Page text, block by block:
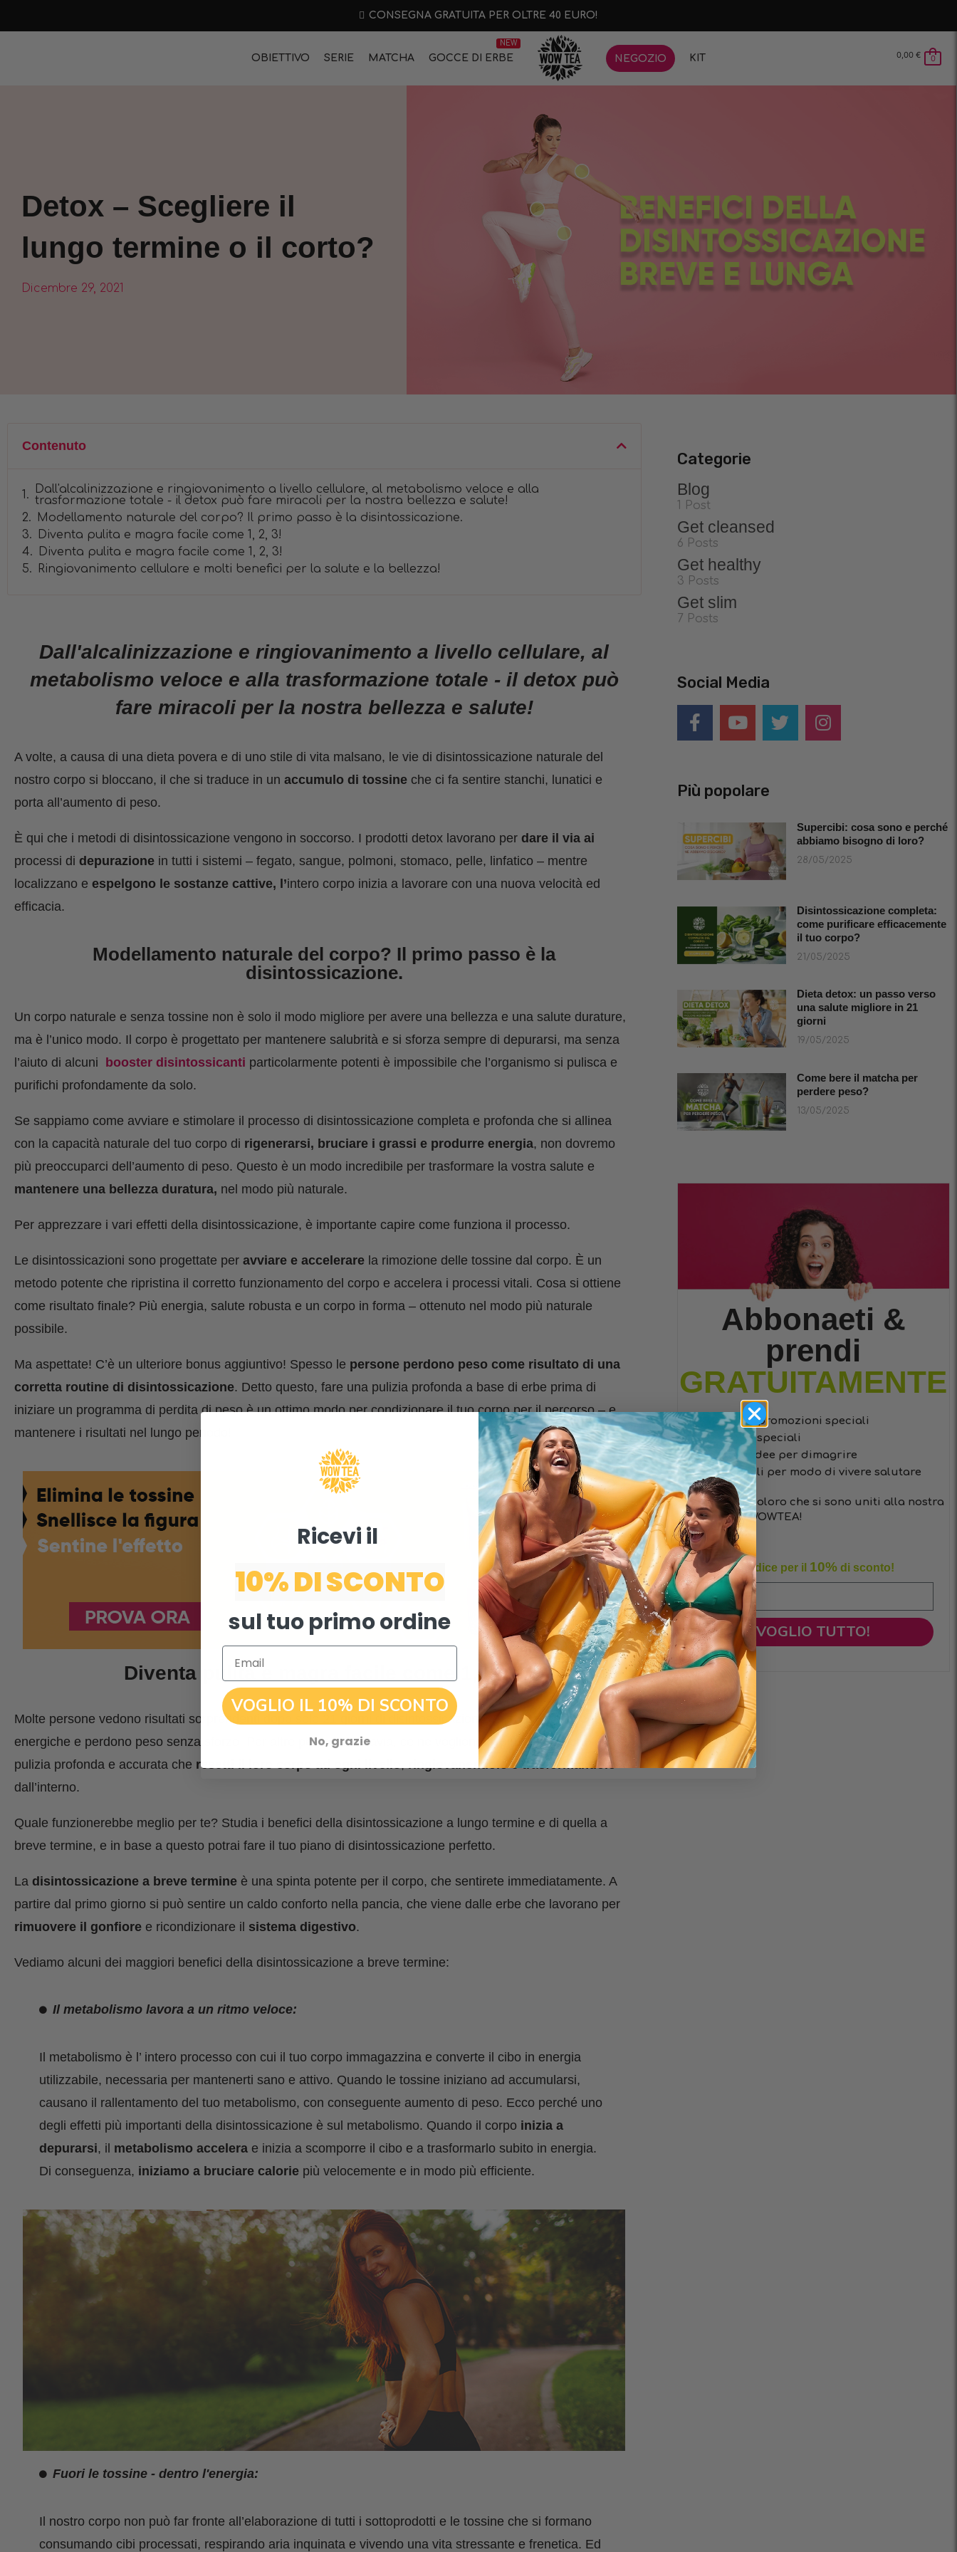
CONSEGNA GRATUITA PER OLTRE 40 EURO!
OBIETTIVO SERIE MATCHA
NEW
GOCCE DI ERBE NEGOZIO KIT 0,00 € 0
Detox – Scegliere il
lungo termine o il corto?
Dicembre 29, 2021
Contenuto
Dall'alcalinizzazione e ringiovanimento a livello cellulare, al metabolismo veloce e alla
trasformazione totale - il detox può fare miracoli per la nostra bellezza e salute!
Modellamento naturale del corpo? Il primo passo è la disintossicazione.
Diventa pulita e magra facile come 1, 2, 3!
Diventa pulita e magra facile come 1, 2, 3!
Ringiovanimento cellulare e molti benefici per la salute e la bellezza!
Dall'alcalinizzazione e ringiovanimento a livello cellulare, al
metabolismo veloce e alla trasformazione totale - il detox può
fare miracoli per la nostra bellezza e salute!
A volte, a causa di una dieta povera e di uno stile di vita malsano, le vie di disintossicazione naturale del
nostro corpo si bloccano, il che si traduce in un accumulo di tossine che ci fa sentire stanchi, lunatici e
porta all’aumento di peso.
È qui che i metodi di disintossicazione vengono in soccorso. I prodotti detox lavorano per dare il via ai
processi di depurazione in tutti i sistemi – fegato, sangue, polmoni, stomaco, pelle, linfatico – mentre
localizzano e espelgono le sostanze cattive, l’intero corpo inizia a lavorare con una nuova velocità ed
efficacia.
Modellamento naturale del corpo? Il primo passo è la
disintossicazione.
Un corpo naturale e senza tossine non è solo il modo migliore per avere una bellezza e una salute durature,
ma è l’unico modo. Il corpo è progettato per mantenere salubrità e si sforza sempre di depurarsi, ma senza
l’aiuto di alcuni booster disintossicanti particolarmente potenti è impossibile che l’organismo si pulisca e
purifichi profondamente da solo.
Se sappiamo come avviare e stimolare il processo di disintossicazione completa e profonda che si allinea
con la capacità naturale del tuo corpo di rigenerarsi, bruciare i grassi e produrre energia, non dovremo
più preoccuparci dell’aumento di peso. Questo è un modo incredibile per trasformare la vostra salute e
mantenere una bellezza duratura, nel modo più naturale.
Per apprezzare i vari effetti della disintossicazione, è importante capire come funziona il processo.
Le disintossicazioni sono progettate per avviare e accelerare la rimozione delle tossine dal corpo. È un
metodo potente che ripristina il corretto funzionamento del corpo e accelera i processi vitali. Cosa si ottiene
come risultato finale? Più energia, salute robusta e un corpo in forma – ottenuto nel modo più naturale
possibile.
Ma aspettate! C’è un ulteriore bonus aggiuntivo! Spesso le persone perdono peso come risultato di una
corretta routine di disintossicazione. Detto questo, fare una pulizia profonda a base di erbe prima di
iniziare un programma di perdita di peso è un ottimo modo per condizionare il tuo corpo per il percorso – e
mantenere i risultati nel lungo periodo!
Diventa pulita e magra facile come 1, 2, 3!
Molte persone vedono risultati sorprendenti dopo solo 21 giorni di disintossicazione. Si sentono più leggere,
energiche e perdono peso senza sforzo. Per altre persone, tuttavia, ce ne vogliono di più. Se vogliono una
pulizia profonda e accurata che resetti il loro corpo ad ogni livello
ringiovanendolo e trasformandolo
dall’interno.
Quale funzionerebbe meglio per te? Studia i benefici della disintossicazione a lungo termine e di quella a
breve termine, e in base a questo potrai fare il tuo piano di disintossicazione perfetto.
La disintossicazione a breve termine è una spinta potente per il corpo, che sentirete immediatamente. A
partire dal primo giorno si può sentire un caldo conforto nella pancia, che viene dalle erbe che lavorano per
rimuovere il gonfiore e ricondizionare il sistema digestivo.
Vediamo alcuni dei maggiori benefici della disintossicazione a breve termine:
Il metabolismo lavora a un ritmo veloce:
Il metabolismo è l’ intero processo con cui il tuo corpo immagazzina e converte il cibo in energia
utilizzabile, necessaria per mantenerti sano e attivo. Quando le tossine iniziano ad accumularsi,
causano il rallentamento del tuo metabolismo, con conseguente aumento di peso. Ecco perché uno
degli effetti più importanti della disintossicazione è sul metabolismo. Quando il corpo inizia a
depurarsi, il metabolismo accelera e inizia a scomporre il cibo e a trasformarlo subito in energia.
Di conseguenza, iniziamo a bruciare calorie più velocemente e in modo più efficiente.
Fuori le tossine - dentro l'energia:
Il nostro corpo non può far fronte all’elaborazione di tutti i sottoprodotti e le tossine che si formano
consumando cibi processati, respirando aria inquinata e vivendo una vita stressante e frenetica. Ed
Categorie
Blog
1 Post
Get cleansed
6 Posts
Get healthy
3 Posts
Get slim
7 Posts
Social Media
Più popolare
Supercibi: cosa sono e perché
abbiamo bisogno di loro?
28/05/2025
Disintossicazione completa:
come purificare efficacemente
il tuo corpo?
21/05/2025
Dieta detox: un passo verso
una salute migliore in 21
giorni
19/05/2025
Come bere il matcha per
perdere peso?
13/05/2025
Abbonaeti &
prendi
GRATUITAMENTE
codici promozioni speciali
sconti speciali
facili idee per dimagrire
consigli per modo di vivere salutare
Solo per coloro che si sono uniti alla nostra
famiglia WOWTEA!
Sfrutta il codice per il 10%di sconto!
VOGLIO TUTTO!
Ricevi il ​
10% DI SCONTO
sul tuo primo ordine
Email
VOGLIO IL 10% DI SCONTO
No, grazie